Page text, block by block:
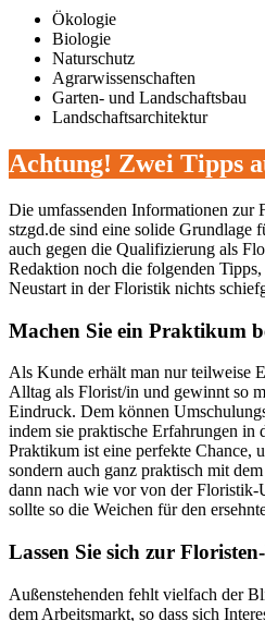
Ökologie
Biologie
Naturschutz
Agrarwissenschaften
Garten- und Landschaftsbau
Landschaftsarchitektur
Achtung! Zwei Tipps
Die umfassenden Informationen zur
stzgd.de sind eine solide Grundlage
auch gegen die Qualifizierung als
Redaktion noch die folgenden
Neustart in der Floristik nichts
Machen Sie ein Praktikum
Als Kunde erhält man nur teilweise
Alltag als Florist/in und gewinnt so
Eindruck. Dem können
indem sie praktische Erfahrungen in
Praktikum ist eine perfekte Chance,
sondern auch ganz praktisch mit
dann nach wie vor von der Floristik-
sollte so die Weichen für den
Lassen Sie sich zur
Außenstehenden fehlt vielfach der
dem Arbeitsmarkt, so dass sich